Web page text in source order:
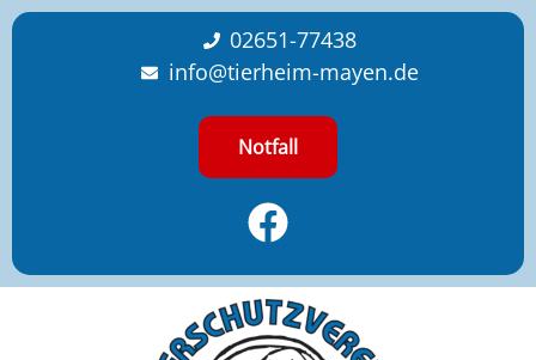
content
02651-77438
info@tierheim-mayen.de
Notfall